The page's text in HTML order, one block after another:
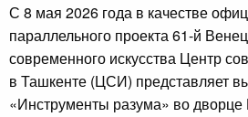
С 8 мая 2026 года в качестве
параллельного проекта 61-й
современного искусства Центр
в Ташкенте (ЦСИ) представляет
«Инструменты разума» во